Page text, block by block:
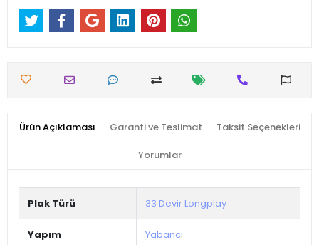
Ürün Açıklaması Garanti ve Teslimat Taksit Seçenekleri
Yorumlar
Plak Türü 33 Devir Longplay
Yapım Yabancı